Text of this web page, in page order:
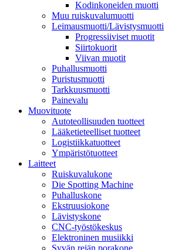
Kodinkoneiden muotti
Muu ruiskuvalumuotti
Leimausmuotti/Lävistysmuotti
Progressiiviset muotit
Siirtokuorit
Viivan muotit
Puhallusmuotti
Puristusmuotti
Tarkkuusmuotti
Painevalu
Muovituote
Autoteollisuuden tuotteet
Lääketieteelliset tuotteet
Logistiikkatuotteet
Ympäristötuotteet
Laitteet
Ruiskuvalukone
Die Spotting Machine
Puhalluskone
Ekstruusiokone
Lävistyskone
CNC-työstökeskus
Elektroninen musiikki
Syvän reiän porakone